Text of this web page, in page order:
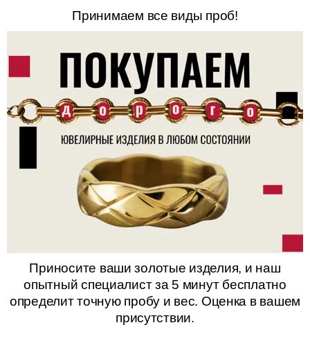
Принимаем все виды проб!
Приносите ваши золотые изделия, и наш
опытный специалист за 5 минут бесплатно
определит точную пробу и вес. Оценка в вашем
присутствии.